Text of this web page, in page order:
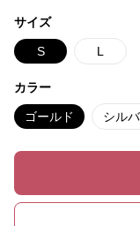
サイズ
S L
カラー
ゴールド シル